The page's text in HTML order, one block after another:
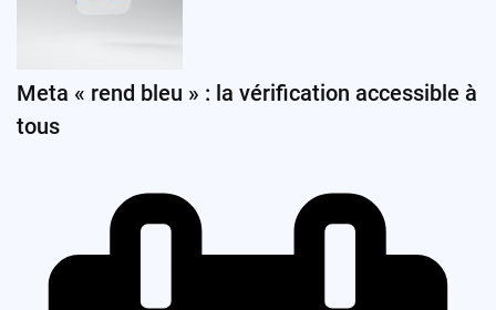
Meta « rend bleu » : la vérification accessible à
tous